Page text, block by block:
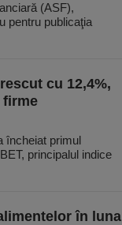
(ASF),
pentru publicaţia
cu 12,4%,
firme
încheiat primul
principalul indice
în luna